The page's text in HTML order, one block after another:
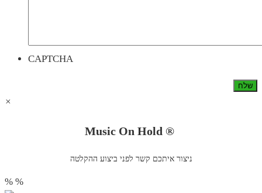
CAPTCHA
×
Music On Hold ®
ניצור איתכם קשר לפני ביצוע ההקלטה
% %